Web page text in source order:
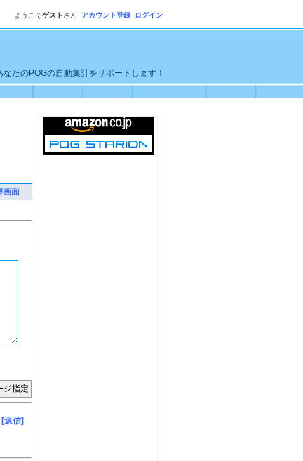
ようこそゲスト さん アカウント登録 ログイン
たのPOGの自動集計をサポートします！
画面
[返信]